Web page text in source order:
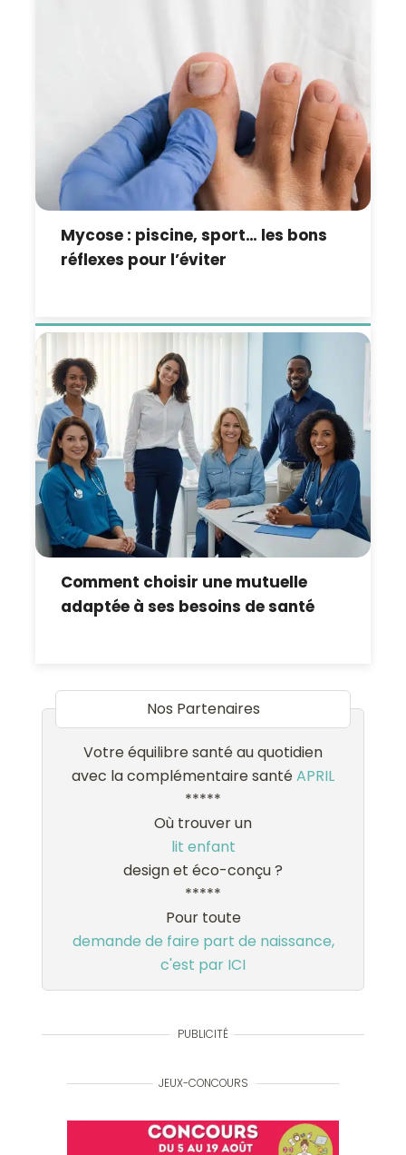
Mycose : piscine, sport… les bons
réflexes pour l’éviter
Comment choisir une mutuelle
adaptée à ses besoins de santé
Nos Partenaires
Votre équilibre santé au quotidien
avec la complémentaire santéAPRIL
*****
Où trouver un
lit enfant
design et éco-conçu ?
*****
Pour toute
demande de faire part de naissance,
c'est par ICI
PUBLICITÉ
JEUX-CONCOURS